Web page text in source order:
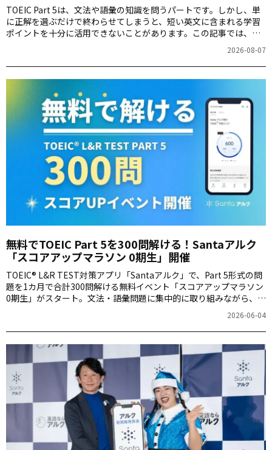
TOEIC Part 5は、文法や語彙の知識を問うパートです。しかし、単
に正解を選ぶだけで終わらせてしまうと、短い英文に含まれる学習
ポイントを十分に活用できないことがあります。この記事では、
Santaアルクのオンラインセミナーをご紹介します。セミナーの講
師は「猛牛チャンネル」でおなじみの猛牛先生（加藤草平）が務め
ています。8月8日には見逃し配信を予定していますので、お見逃し
2026-08-07
無料でTOEIC Part 5を300問解ける！Santaアルク
「スコアアップマラソン 0期生」開催
TOEIC® L&R TEST対策アプリ「Santaアルク」で、Part 5形式の問
題を1カ月で合計300問解ける無料イベント「スコアアップマラソン
0期生」がスタート。文法・語彙問題に集中的に取り組みながら、解
2026-06-04